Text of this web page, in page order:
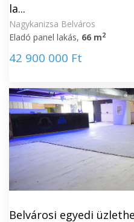
la...
Nagykanizsa Belváros
Eladó panel lakás, 66 m2
42 900 000 Ft
Belvárosi egyedi